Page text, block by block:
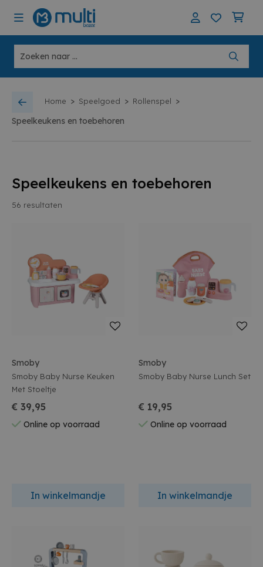
Home > Speelgoed > Rollenspel >
Speelkeukens en toebehoren
Speelkeukens en toebehoren
56 resultaten
Smoby
Smoby Baby Nurse Keuken
Met Stoeltje
€ 39,95
Online op voorraad
In winkelmandje
Smoby
Smoby Baby Nurse Lunch Set
€ 19,95
Online op voorraad
In winkelmandje